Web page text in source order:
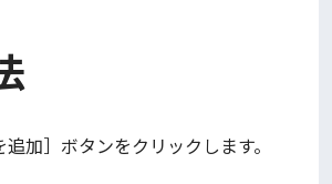
加］ボタンをクリックします。